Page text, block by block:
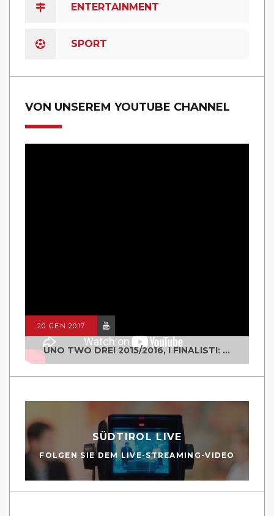
ENTERTAINMENT
SPORT
VON UNSEREM YOUTUBE CHANNEL
20 GEN 2017
UNO TWO DREI 2015/2016, I FINALISTI: CLASSE IV ALS ISTITUTO "DEGASPERI" BORGO VALSUGANA
SÜDTIROL LIVE
FOLGEN SIE DEM LIVE-STREAMING-VIDEO